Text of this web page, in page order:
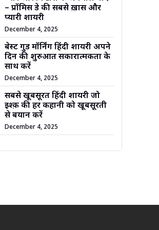
– प्रॉमिस डे की सबसे ख़ास और
प्यारी शायरी
December 4, 2025
बेस्ट गुड मॉर्निंग हिंदी शायरी अपने
दिन की शुरुआत सकारात्मकता के
साथ करें
December 4, 2025
सबसे खूबसूरत हिंदी शायरी जो
इश्क़ की हर कहानी को खूबसूरती
से बयान करें
December 4, 2025